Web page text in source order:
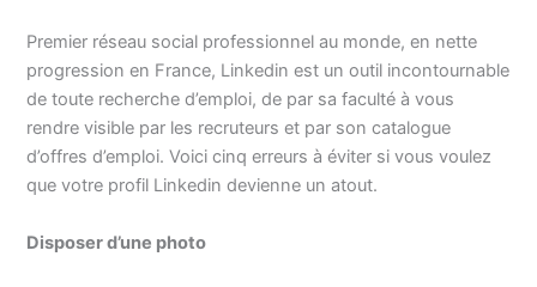
Premier réseau social professionnel au monde, en nette
progression en France, Linkedin est un outil incontournable
de toute recherche d’emploi, de par sa faculté à vous
rendre visible par les recruteurs et par son catalogue
d’offres d’emploi. Voici cinq erreurs à éviter si vous voulez
que votre profil Linkedin devienne un atout.
Disposer d’une photo